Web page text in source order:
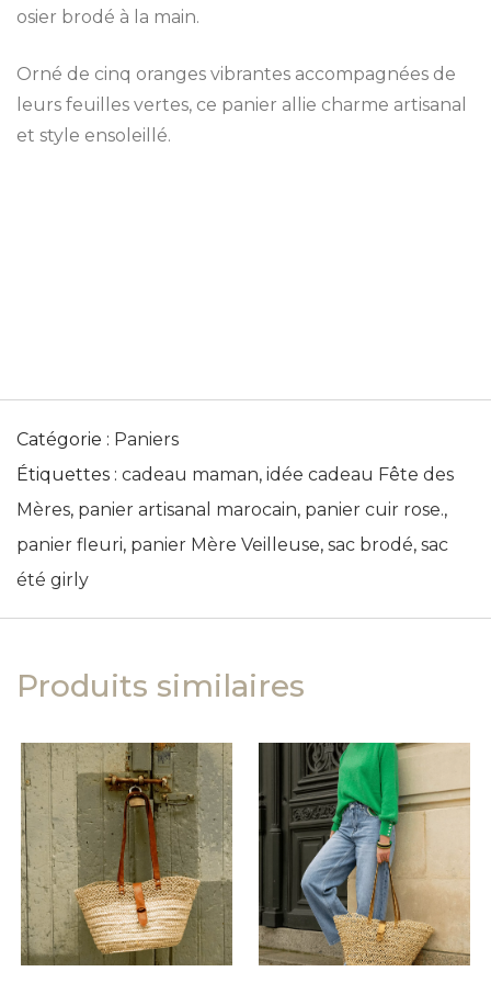
osier brodé à la main.
Orné de cinq oranges vibrantes accompagnées de
leurs feuilles vertes, ce panier allie charme artisanal
et style ensoleillé.
Catégorie : Paniers
Étiquettes : cadeau maman, idée cadeau Fête des
Mères, panier artisanal marocain, panier cuir rose.,
panier fleuri, panier Mère Veilleuse, sac brodé, sac
été girly
Produits similaires